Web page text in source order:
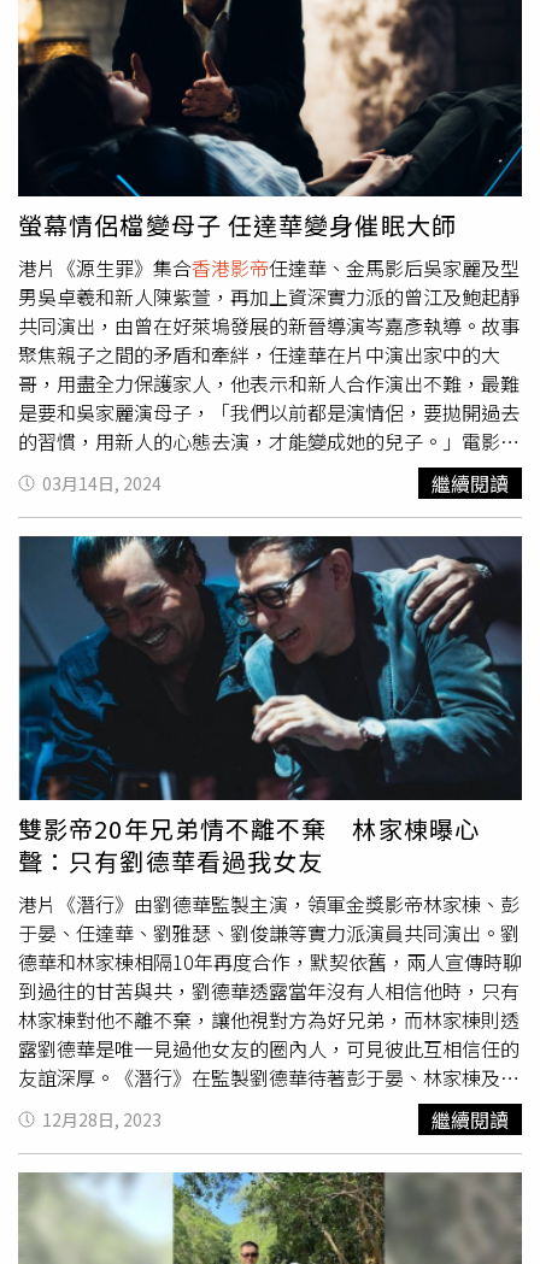
評，因為都好吃，你說哪一個最好吃呢，真的是很糾結。」
曾志偉對於評比絲毫不含糊，不僅邊吃邊認真做筆記，還強
調色、香、味都重要。（圖／緯來電視網提供）另外一位來
自泰國的評審Alizabeth娘娘，因為對料理直言不諱的直率
風格「打拋豬放番茄就是死罪」一炮而紅，他表示以前從沒
和曾志偉合作過，但感覺並不陌生，「 因為我有跟寶儀姐
合作過，所以一看到志偉哥感覺很親切」。對台灣小吃如數
家珍的娘娘說：「我只有花蓮的夜市沒有去過，其他都去
過，我也不怕吃臭豆腐，但只有比較怕痛風而已。」擔任評
審最困難的是什麼，他不改直率幽默風格說：「夜市的主委
看起來都不好惹，希望評分完後可以安全地回家躺在家裡的
浴缸， 而不是油鍋。」引起現場大笑。來自韓國的韓勾ㄟ
金針菇，第一次參與這麼大型的節目製作，坦言說不緊張是
騙人的，即便自己已經在腦中練習很多遍，「我的頭腦裡面
是表現很好，但我覺得我的笑容可能有點僵硬，請大家多多
指教，希望後面表現越來越好。」愛美食的她喜歡鹹酥雞、
章魚燒、麻辣臭豆腐、雞蛋糕等，可以一次吃到很多夜市美
食，讓她大呼「賺到了！而且我的胃很長，都吃得下」。
《夜市王》事先進行全台民調票選出北、中、南、東各地民
眾心目中前十大夜市同台較量，每一集將針對台灣最著名的
小吃主題進行PK賽，由各夜市管委會派出最厲害的店家選
手，並在指定時間內完成料理，每累積三集積分後，進行一
輪淘汰賽，最終選出總冠軍「夜市王」。
螢幕情侶檔變母子 任達華變身催眠大師
港片《源生罪》集合香港影帝任達華、金馬影后吳家麗及型
男吳卓羲和新人陳紫萱，再加上資深實力派的曾江及鮑起靜
共同演出，由曾在好萊塢發展的新晉導演岑嘉彥執導。故事
聚焦親子之間的矛盾和牽絆，任達華在片中演出家中的大
哥，用盡全力保護家人，他表示和新人合作演出不難，最難
是要和吳家麗演母子，「我們以前都是演情侶，要拋開過去
的習慣，用新人的心態去演，才能變成她的兒子。」電影以
催眠元素帶出家庭的愛恨情仇，以主角錯亂的記憶，帶著觀
眾走進謊言和真相的迷宮，也探索了精神病患長期照顧者的
內心世界。任達華現實生活中與愛妻結婚26年，擁有幸福家
庭的他說：「我很重視家人，雖然現在科技很發達，但我建
議大家可以多寫信和家人溝通，雖然我覺得自己文筆不好，
但我還是經常寫信和畫畫給我女兒。」而任達華在電影中扮
演家中的大哥，是個擅長催眠的心理學家，陳紫萱扮演他的
小妹，他以催眠恢復小妹的記憶，想找出當年母親吳家麗死
亡的真相。他透露這部戲最難的部份是和吳家麗演母子，他
表示以往兩人常常配對演情侶，「我們從《新紥師兄》續集
就開始扮情侶了，電影中也演過好幾次，吳家麗在影壇性感
女神的位置沒有人能取代，沒想到，這回她竟然要扮演我的
媽媽。」任達華表示演出時看著吳家麗的眼神都要小心調
整，「我和她聊起當年演談情說愛的畫面，都笑說不知道這
回怎麼演才好，我只能把自己當新人去演。」他更讚美吳家
麗的表現出色，「她在片中展現神級演技，將精神患的歇斯
底里詮釋的很深刻，可以放入教科書的！」《源生罪》將於
3月29日上映。
03月14日, 2024 繼續閱讀
雙影帝20年兄弟情不離不棄 林家棟曝心
聲：只有劉德華看過我女友
港片《潛行》由劉德華監製主演，領軍金獎影帝林家棟、彭
于晏、任達華、劉雅瑟、劉俊謙等實力派演員共同演出。劉
德華和林家棟相隔10年再度合作，默契依舊，兩人宣傳時聊
到過往的甘苦與共，劉德華透露當年沒有人相信他時，只有
林家棟對他不離不棄，讓他視對方為好兄弟，而林家棟則透
露劉德華是唯一見過他女友的圈內人，可見彼此互相信任的
友誼深厚。《潛行》在監製劉德華待著彭于晏、林家棟及劉
雅瑟等人一起跑宣傳行程。（圖／華映提供）《潛行》在監
製劉德華的領軍下，彭于晏、林家棟及劉雅瑟等人一同展開
造勢行程，不時風趣和影迷互動，許多影迷不分男女都大方
跟劉德華表白示愛，他大方回應愛心手勢，還有不少男影迷
搶著喊出自己是各地的彭于晏，讓彭于晏本尊大笑不已，演
員們開心和影迷互動，讓聲勢更上層樓。林家棟（右）透露
12月28日, 2023 繼續閱讀